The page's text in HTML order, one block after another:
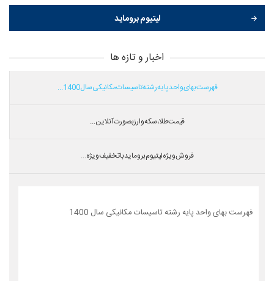
لیتیوم بروماید
اخبار و تازه ها
فهرست بهای واحد پایه رشته تاسیسات مکانیکی سال 1400...
قیمت طلا،سکه و ارز بصورت آنلاین...
فروش ویژه لیتیوم بروماید با تخفیف ویژه...
فهرست بهای واحد پایه رشته تاسیسات مکانیکی سال 1400